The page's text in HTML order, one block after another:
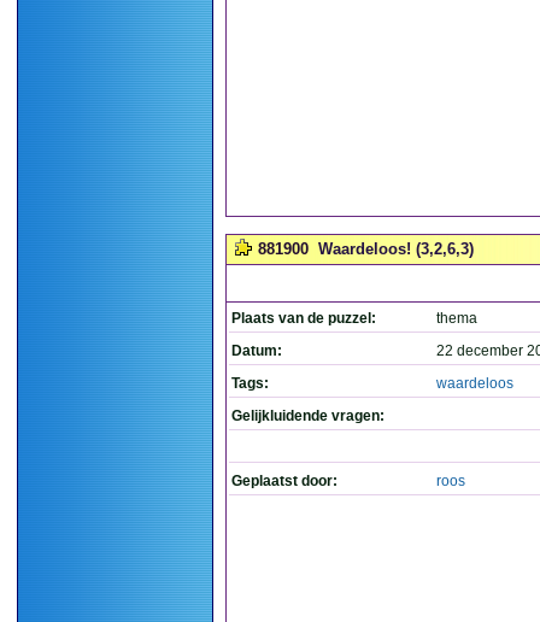
881900 Waardeloos! (3,2,6,3)
Plaats van de puzzel:
thema
Datum:
22 december
Tags:
waardeloos
Gelijkluidende vragen:
Geplaatst door: roos